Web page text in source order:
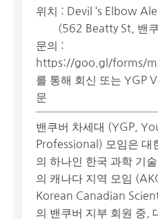
위치 : Devil ‘s Elbow
(562 Beatty St, 밴쿠
문의 :
https://goo.gl/forms/
를 통해 회신 또는 YGP
문
밴쿠버 차세대 (YGP,
Professional) 모임은 대
의 하나인 한국 과학 기
의 캐나다 지역 모임
Korean Canadian
의 밴쿠버 지부 회원 중,